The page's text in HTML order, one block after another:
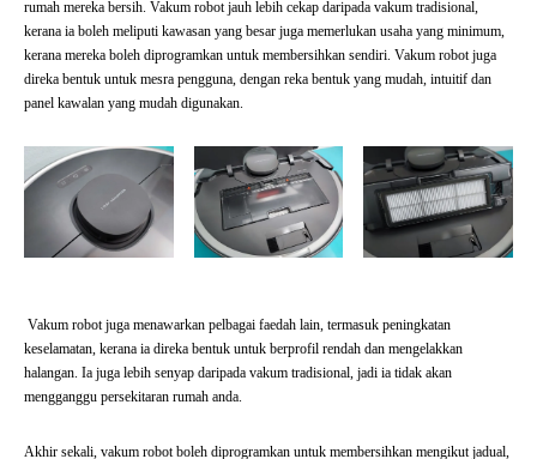
rumah mereka bersih. Vakum robot jauh lebih cekap daripada vakum tradisional,
kerana ia boleh meliputi kawasan yang besar juga memerlukan usaha yang minimum,
kerana mereka boleh diprogramkan untuk membersihkan sendiri. Vakum robot juga
direka bentuk untuk mesra pengguna, dengan reka bentuk yang mudah, intuitif dan
panel kawalan yang mudah digunakan.
Vakum robot juga menawarkan pelbagai faedah lain, termasuk peningkatan
keselamatan, kerana ia direka bentuk untuk berprofil rendah dan mengelakkan
halangan. Ia juga lebih senyap daripada vakum tradisional, jadi ia tidak akan
mengganggu persekitaran rumah anda.
Akhir sekali, vakum robot boleh diprogramkan untuk membersihkan mengikut jadual,